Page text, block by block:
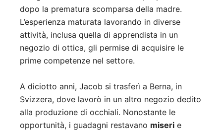
dopo la prematura scomparsa della madre.
L’esperienza maturata lavorando in diverse
attività, inclusa quella di apprendista in un
negozio di ottica, gli permise di acquisire le
prime competenze nel settore.
A diciotto anni, Jacob si trasferì a Berna, in
Svizzera, dove lavorò in un altro negozio dedito
alla produzione di occhiali. Nonostante le
opportunità, i guadagni restavano miseri e